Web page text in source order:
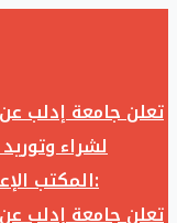
تعلن جامعة إدلب
لشراء
المكتب الإعلامي في جامعة إدلب وفق الآتي:
تعلن جامعة إدلب